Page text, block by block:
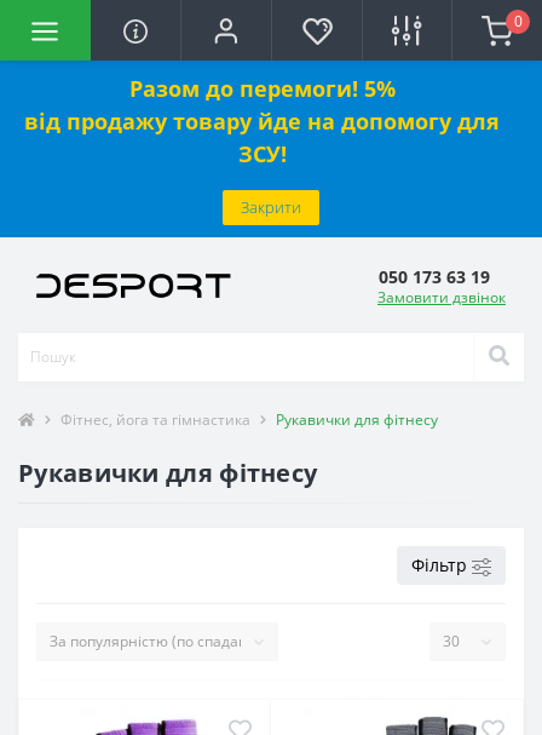
Разом до перемоги! 5%
від продажу товару йде на допомогу для
ЗСУ!
Закрити
0
050 173 63 19
Замовити дзвінок
Фітнес, йога та гімнастика Рукавички для фітнесу
Рукавички для фітнесу
Фільтр